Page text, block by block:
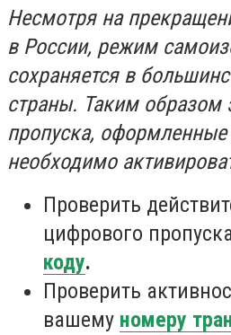
Несмотря на
в России, режим
сохраняется в
страны. Таким образом
пропуска, оформленные
необходимо
Проверить
цифрового
коду.
Проверить
вашему номеру